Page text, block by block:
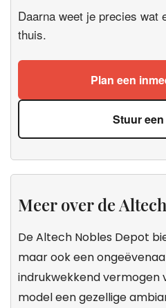
Daarna weet je precies wat
thuis.
Plan een
Stuur
Meer over de
De Altech Nobles Depot
maar ook een
indrukwekkend vermogen
model een gezellige